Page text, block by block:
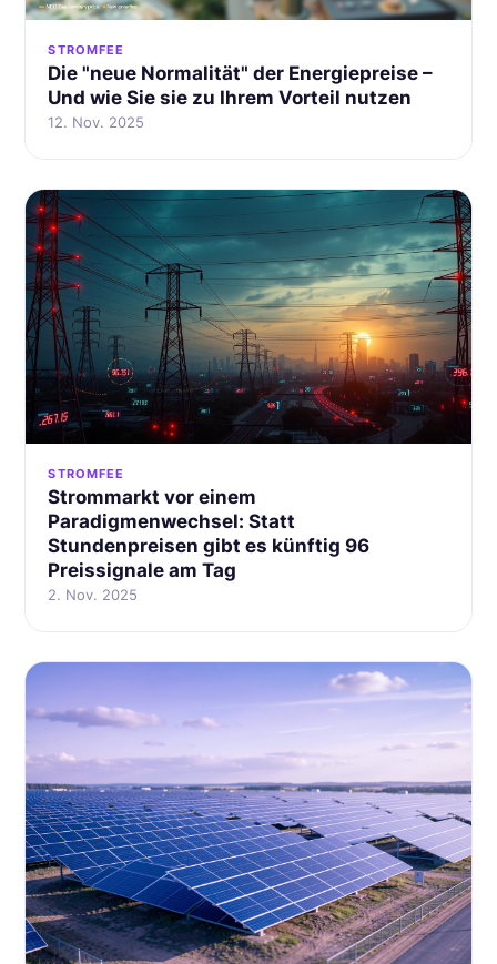
STROMFEE
Die "neue Normalität" der Energiepreise –
Und wie Sie sie zu Ihrem Vorteil nutzen
12. Nov. 2025
STROMFEE
Strommarkt vor einem
Paradigmenwechsel: Statt
Stundenpreisen gibt es künftig 96
Preissignale am Tag
2. Nov. 2025